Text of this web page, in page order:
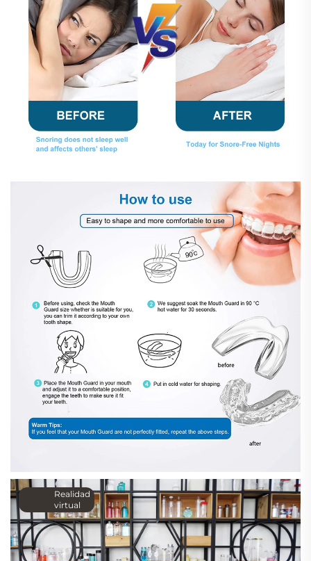
Realidad
virtual